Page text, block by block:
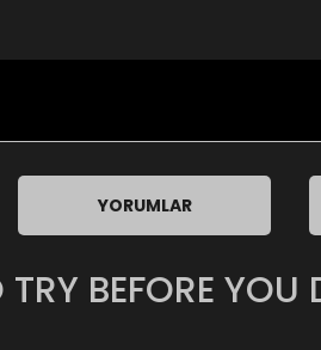
YORUMLAR
TRY BEFORE